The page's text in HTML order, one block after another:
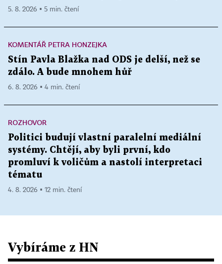
5. 8. 2026 ▪ 5 min. čtení
KOMENTÁŘ PETRA HONZEJKA
Stín Pavla Blažka nad ODS je delší, než se
zdálo. A bude mnohem hůř
6. 8. 2026 ▪ 4 min. čtení
ROZHOVOR
Politici budují vlastní paralelní mediální
systémy. Chtějí, aby byli první, kdo
promluví k voličům a nastolí interpretaci
tématu
4. 8. 2026 ▪ 12 min. čtení
Vybíráme z HN